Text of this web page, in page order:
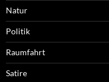
Natur
Politik
Raumfahrt
Satire